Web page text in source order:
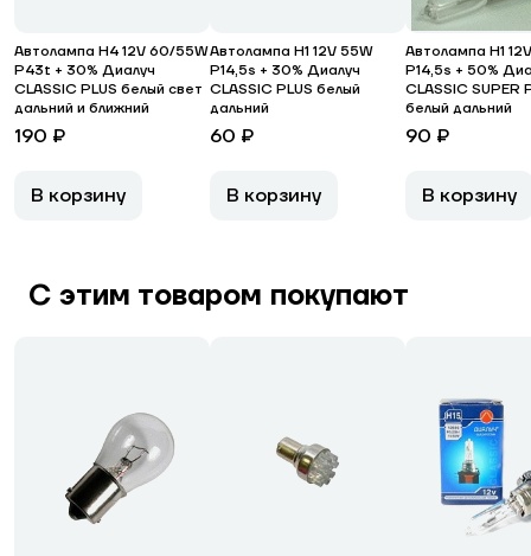
Автолампа H4 12V 60/55W
P43t + 30% Диалуч
CLASSIC PLUS белый свет
дальний и ближний
190 ₽
В корзину
Автолампа H1 12V 55W
P14,5s + 30% Диалуч
CLASSIC PLUS белый
дальний
60 ₽
В корзину
Автолампа H1
P14,5s + 50%
CLASSIC SUPER
белый дальний
90 ₽
В корзину
С этим товаром покупают